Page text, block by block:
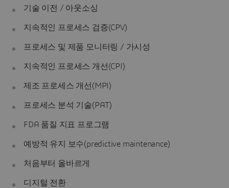
기술 이전 / 아웃소싱
지속적인 프로세스 검증(CPV)
프로세스 및 제품 모니터링 / 가시성
지속적인 프로세스 개선(CPI)
제조 프로세스 개선(MPI)
프로세스 분석 기술(PAT)
FDA 품질 지표 프로그램
예방적 유지 보수(predictive maintenance)
처음부터 올바르게
디지털 전환